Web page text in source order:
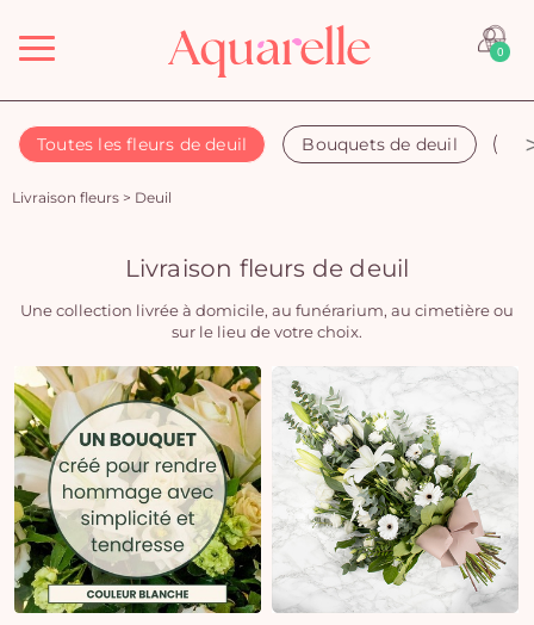
Menu 0
Toutes les fleurs de deuil Bouquets de deuil
Livraison fleurs > Deuil
Livraison fleurs de deuil
Une collection livrée à domicile, au funérarium, au cimetière ou
sur le lieu de votre choix.